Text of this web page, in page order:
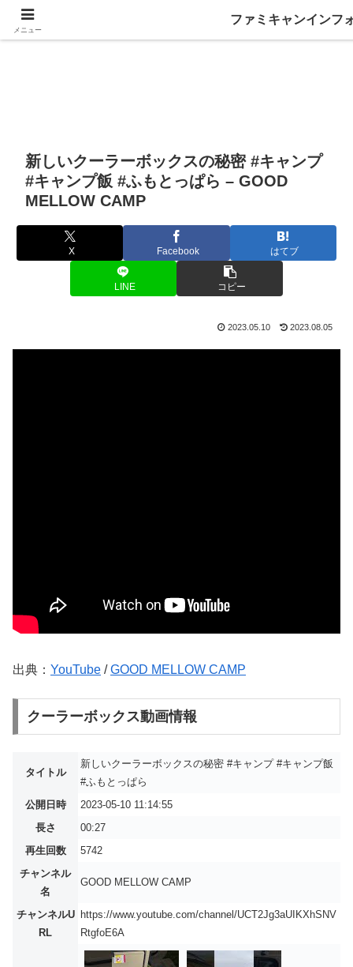
新しいクーラーボックスの秘密 #キャンプ
#キャンプ飯 #ふもとっぱら – GOOD
MELLOW CAMP
X Facebook はてブ
LINE コピー
2023.05.10 2023.08.05
出典： YouTube /GOOD MELLOW CAMP
クーラーボックス動画情報
タイトル
新しいクーラーボックスの秘密 #キャンプ #キャンプ飯
#ふもとっぱら
公開日時
2023-05-10 11:14:55
長さ
00:27
再生回数
5742
チャンネル
名
GOOD MELLOW CAMP
チャンネルU
RL
https://www.youtube.com/channel/UCT2Jg3aUIKXhSNV
RtgfoE6A
メニュー
ファミキャンインフ